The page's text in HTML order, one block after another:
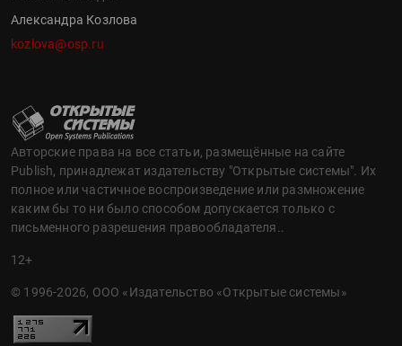
Александра Козлова
kozlova@osp.ru
Авторские права на все статьи, размещённые на сайте
Publish, принадлежат издательству "Открытые системы". Их
полное или частичное воспроизведение или размножение
каким бы то ни было способом допускается только с
письменного разрешения правообладателя..
12+
© 1996-2026, ООО «Издательство «Открытые системы»